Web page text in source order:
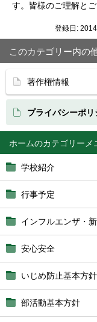
ホーム
学校紹介
行事予定
インフルエンザ・
安心安全
いじめ防止基本方針
部活動基本方針
す。 皆様のご理解と
登録日:
このカテゴリー内の
著作権情報
プライバシーポリ